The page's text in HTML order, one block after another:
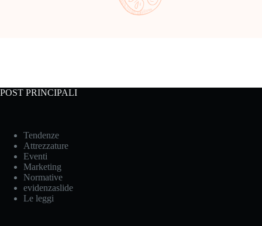
POST PRINCIPALI
Tendenze
Attrezzature
Eventi
Marketing
Normative
evidenzaslide
Le leggi